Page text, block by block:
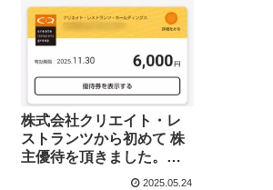
株式会社クリエイト・レ
ストランツから初めて 株
主優待を頂きました。磯
丸水産、かごの屋、しゃ
2025.05.24